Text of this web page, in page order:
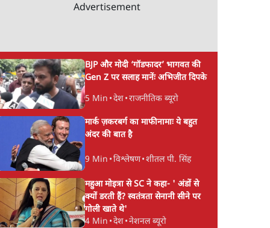
से
सिर्फ़ Reels नहीं,
Research-Based
Strategy! Prabhu
Chawla ने समझाया Modi
का Instagram Game
Parliament LIVE |
हंगामे के बीच फिर शुरू
Advertisement
BJP और मोदी ‘गॉडफादर’ भागवत की
Gen Z पर सलाह मानेंः अभिजीत दिपके
5 Min •देश•राजनीतिक ब्यूरो
मार्क ज़करबर्ग का माफीनामाः ये बहुत
अंदर की बात है
9 Min •विश्लेषण•शीतल पी. सिंह
महुआ मोइत्रा से SC ने कहा- ' अंडों से
क्यों डरती हैं? स्वतंत्रता सेनानी सीने पर
गोली खाते थे'
4 Min •देश•नेशनल ब्यूरो